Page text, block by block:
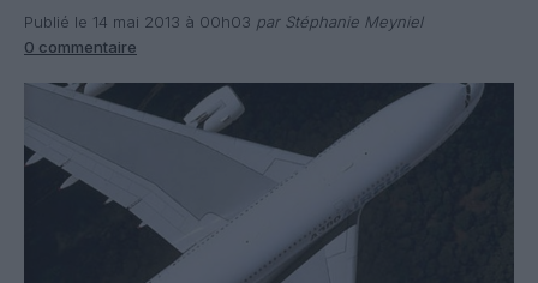
Publié le 14 mai 2013 à 00h03 par Stéphanie Meyniel
0 commentaire